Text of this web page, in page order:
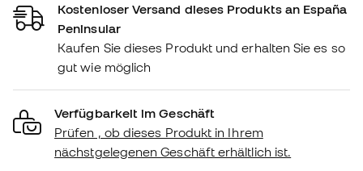
Kostenloser Versand dieses Produkts an España
Peninsular
Kaufen Sie dieses Produkt und erhalten Sie es so
gut wie möglich
Verfügbarkeit im Geschäft
Prüfen , ob dieses Produkt in Ihrem
nächstgelegenen Geschäft erhältlich ist.